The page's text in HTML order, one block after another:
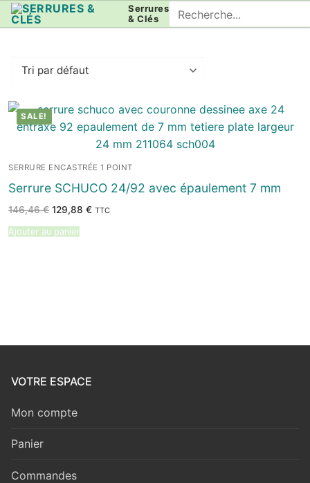
Aller
au
Serrures
& Clés
Rechercher
:
SALE!
SERRURE ENCASTRÉE 1 POINT
Serrure SCHUCO 24/92 avec épaulement 7 mm
146,46€ Le
initial
était :
129,88 €Le
TTC
Ajouter au panier
VOTRE ESPACE
Mon compte
Panier
Commandes